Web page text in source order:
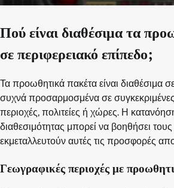
Πού είναι διαθέσιμα τα
σε περιφερειακό επίπεδο;
Τα προωθητικά πακέτα είναι διαθέσιμα
συχνά προσαρμοσμένα σε
περιοχές, πολιτείες ή χώρες. Η
διαθεσιμότητας μπορεί να βοηθήσει
εκμεταλλευτούν αυτές τις προσφορές
Γεωγραφικές περιοχές με